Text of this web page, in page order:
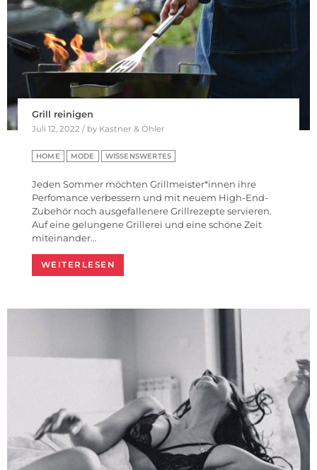
Grill reinigen
Juli 12, 2022 / by Kastner & Öhler
HOME MODE WISSENSWERTES
Jeden Sommer möchten Grillmeister*innen ihre
Perfomance verbessern und mit neuem High-End-
Zubehör noch ausgefallenere Grillrezepte servieren.
Auf eine gelungene Grillerei und eine schöne Zeit
miteinander…
WEITERLESEN